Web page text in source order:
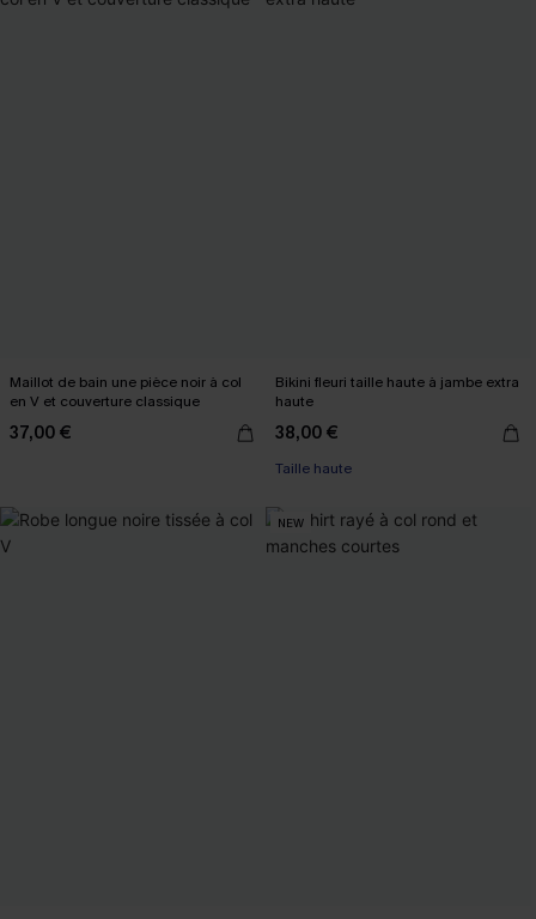
Maillot de bain une pièce noir à col
en V et couverture classique
37,00 €
Bikini fleuri taille haute à jambe extra
haute
38,00 €
Taille haute
NEW